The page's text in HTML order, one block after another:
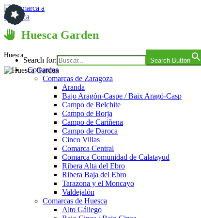
Saltar
al
contenido
Comarca a comarca
Search for: Search Button
Comarcas
Comarcas de Zaragoza
Aranda
Bajo Aragón-Caspe / Baix Aragó-Casp
Campo de Belchite
Campo de Borja
Campo de Cariñena
Campo de Daroca
Cinco Villas
Comarca Central
Comarca Comunidad de Calatayud
Ribera Alta del Ebro
Ribera Baja del Ebro
Tarazona y el Moncayo
Valdejalón
Comarcas de Huesca
Alto Gállego
Huesca Garden
Huesca